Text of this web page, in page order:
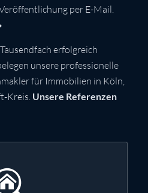
per E-Mail.
erfolgreich
unsere professionelle
für Immobilien in Köln,
Kreis. Unsere Referenzen